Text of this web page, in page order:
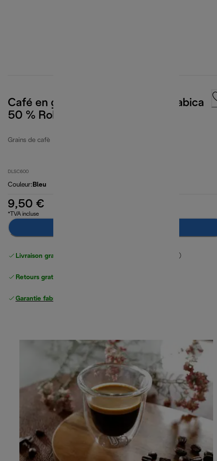
Café en grains Classico, 50 % Arabica
50 % Robusta, 250 g
Grains de cafè
DLSC600
Couleur: Bleu
9,50 €
*TVA incluse
Livraison gratuite standard
Retours gratuits
Garantie fabricant complète